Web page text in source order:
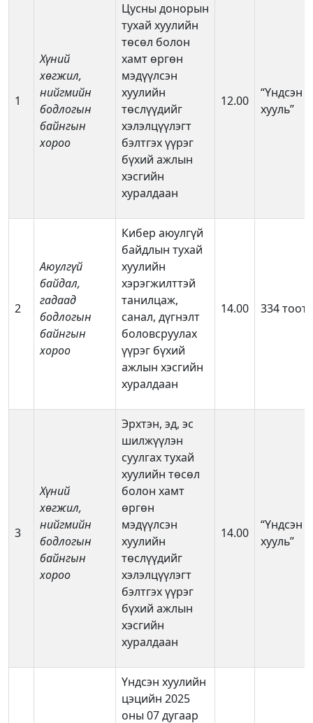
1
Хүний
хөгжил,
нийгмийн
бодлогын
байнгын
хороо
Цусны донорын
тухай хуулийн
төсөл болон
хамт өргөн
мэдүүлсэн
хуулийн
төслүүдийг
хэлэлцүүлэгт
бэлтгэх үүрэг
бүхий ажлын
хэсгийн
хуралдаан
12.00
“Үндсэн
хууль”
2
Аюулгүй
байдал,
гадаад
бодлогын
байнгын
хороо
Кибер аюулгүй
байдлын тухай
хуулийн
хэрэгжилттэй
танилцаж,
санал, дүгнэлт
боловсруулах
үүрэг бүхий
ажлын хэсгийн
хуралдаан
14.00 334 тоот
3
Хүний
хөгжил,
нийгмийн
бодлогын
байнгын
хороо
Эрхтэн, эд, эс
шилжүүлэн
суулгах тухай
хуулийн төсөл
болон хамт
өргөн
мэдүүлсэн
хуулийн
төслүүдийг
хэлэлцүүлэгт
бэлтгэх үүрэг
бүхий ажлын
хэсгийн
хуралдаан
14.00
“Үндсэн
хууль”
Үндсэн хуулийн
цэцийн 2025
оны 07 дугаар